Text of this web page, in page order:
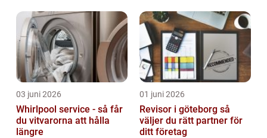
03 juni 2026
Whirlpool service - så får
du vitvarorna att hålla
längre
01 juni 2026
Revisor i göteborg så
väljer du rätt partner för
ditt företag